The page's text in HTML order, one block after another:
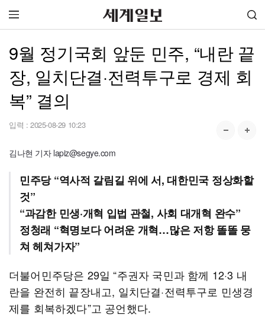
9월 정기국회 앞둔 민주, “내란 끝
장, 일치단결·전력투구로 경제 회
복” 결의
입력 : 2025-08-29 10:23
김나현 기자 lapiz@segye.com
민주당 “역사적 갈림길 위에 서, 대한민국 정상화할
것”
“과감한 민생·개혁 입법 관철, 사회 대개혁 완수”
정청래 “혁명보다 어려운 개혁…많은 저항 똘똘 뭉
쳐 헤쳐가자”
더불어민주당은 29일 “주권자 국민과 함께 12·3 내
란을 완전히 끝장내고, 일치단결·전력투구로 민생경
제를 회복하겠다”고 공언했다.